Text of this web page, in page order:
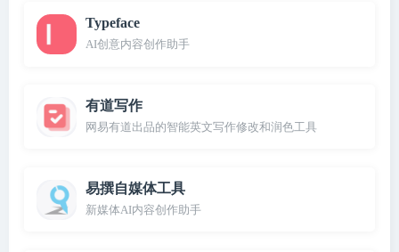
Typeface
AI创意内容创作助手
有道写作
网易有道出品的智能英文写作修改和润色工具
易撰自媒体工具
新媒体AI内容创作助手